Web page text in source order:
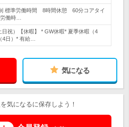
標準労働時間 8時間休憩 60分コアタイ
働時…
祝）【休暇】 * GW休暇* 夏季休暇（4
4日）* 有給…
気になる
気になるに保存しよう！